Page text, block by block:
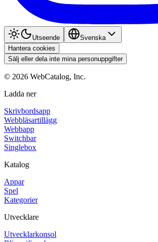
Utseende
Svenska
Hantera cookies
Sälj eller dela inte mina personuppgifter
© 2026 WebCatalog, Inc.
Ladda ner
Skrivbordsapp
Webbläsartillägg
Webbapp
Switchbar
Singlebox
Katalog
Appar
Spel
Kategorier
Utvecklare
Utvecklarkonsol